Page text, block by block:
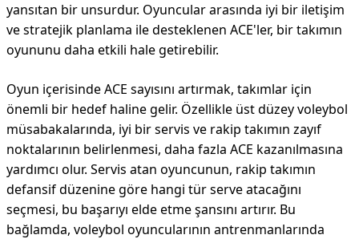
yansıtan bir unsurdur. Oyuncular arasında iyi bir iletişim
ve stratejik planlama ile desteklenen ACE'ler, bir takımın
oyununu daha etkili hale getirebilir.
Oyun içerisinde ACE sayısını artırmak, takımlar için
önemli bir hedef haline gelir. Özellikle üst düzey voleybol
müsabakalarında, iyi bir servis ve rakip takımın zayıf
noktalarının belirlenmesi, daha fazla ACE kazanılmasına
yardımcı olur. Servis atan oyuncunun, rakip takımın
defansif düzenine göre hangi tür serve atacağını
seçmesi, bu başarıyı elde etme şansını artırır. Bu
bağlamda, voleybol oyuncularının antrenmanlarında